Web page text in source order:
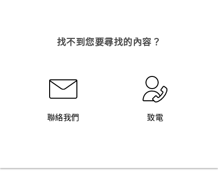
找不到您要尋找的內容？
聯絡我們 致電